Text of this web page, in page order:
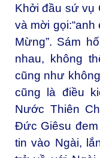
Khởi đầu sứ vụ
và mời
Mừng”. Sám
nhau, không
cũng như
cũng là điều
Nước Thiên
Đức Giêsu
tin vào Ngài,